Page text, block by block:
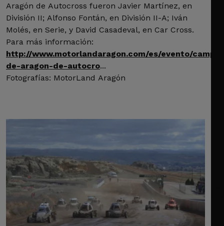
Aragón de Autocross fueron Javier Martínez, en
División II; Alfonso Fontán, en División II-A; Iván
Molés, en Serie, y David Casadeval, en Car Cross.
Para más información:
http://www.motorlandaragon.com/es/evento/
de-aragon-de-autocro...
Fotografías: MotorLand Aragón